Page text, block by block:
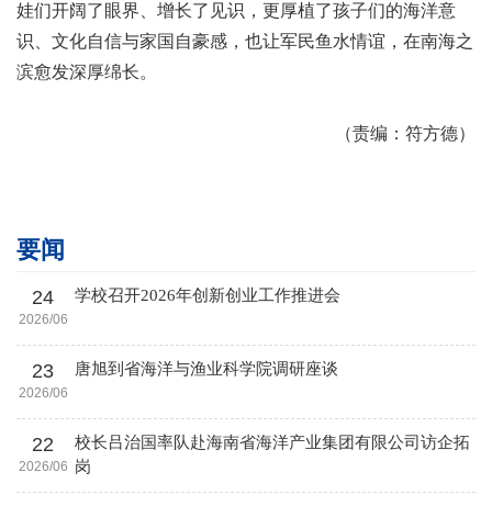
娃们开阔了眼界、增长了见识，更厚植了孩子们的海洋意
识、文化自信与家国自豪感，也让军民鱼水情谊，在南海之
滨愈发深厚绵长。
（责编：符方德）
要闻
24
2026/06
学校召开2026年创新创业工作推进会
23
2026/06
唐旭到省海洋与渔业科学院调研座谈
22
2026/06
校长吕治国率队赴海南省海洋产业集团有限公司访企拓
岗